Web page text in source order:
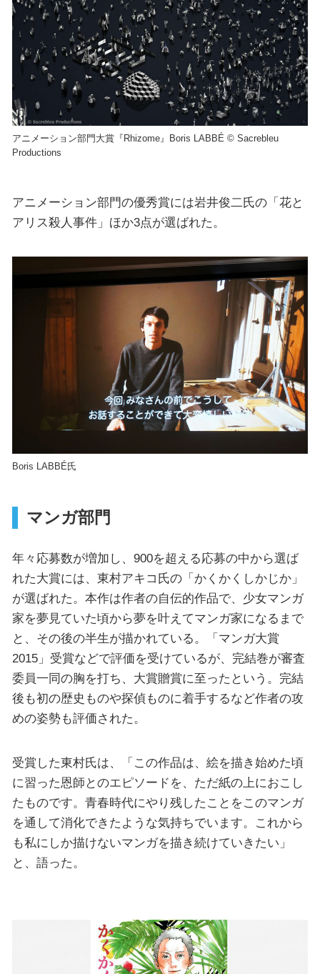
アニメーション部門大賞『Rhizome』Boris LABBÉ © Sacrebleu
Productions
アニメーション部門の優秀賞には岩井俊二氏の「花と
アリス殺人事件」ほか3点が選ばれた。
Boris LABBÉ氏
マンガ部門
年々応募数が増加し、900を超える応募の中から選ば
れた大賞には、東村アキコ氏の「かくかくしかじか」
が選ばれた。本作は作者の自伝的作品で、少女マンガ
家を夢見ていた頃から夢を叶えてマンガ家になるまで
と、その後の半生が描かれている。「マンガ大賞
2015」受賞などで評価を受けているが、完結巻が審査
委員一同の胸を打ち、大賞贈賞に至ったという。完結
後も初の歴史ものや探偵ものに着手するなど作者の攻
めの姿勢も評価された。
受賞した東村氏は、「この作品は、絵を描き始めた頃
に習った恩師とのエピソードを、ただ紙の上におこし
たものです。青春時代にやり残したことをこのマンガ
を通して消化できたような気持ちでいます。これから
も私にしか描けないマンガを描き続けていきたい」
と、語った。